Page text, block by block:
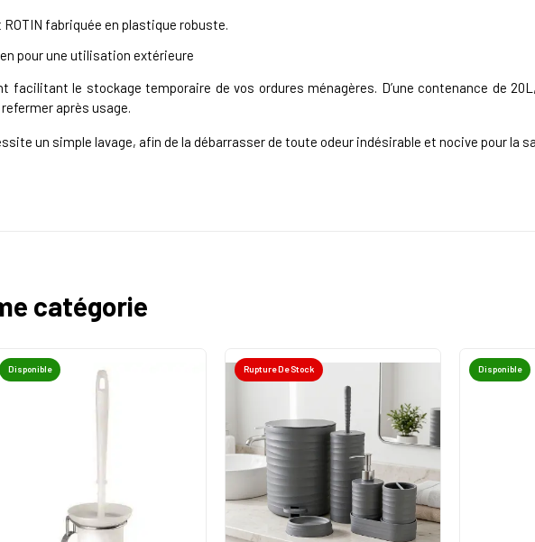
fabriquée en plastique robuste.
pour une utilisation extérieure
facilitant le stockage temporaire de vos ordures ménagères. D’une contenance de
après usage.
un simple lavage, afin de la débarrasser de toute odeur indésirable et nocive pour la
catégorie
Disponible Rupture De Stock Disponible